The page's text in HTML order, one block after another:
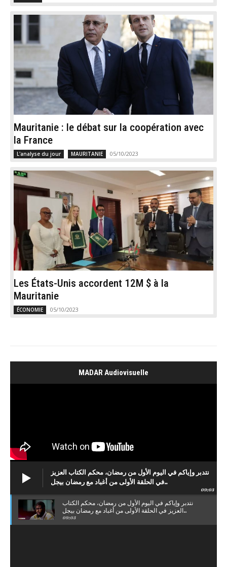
Mauritanie : le débat sur la coopération avec
la France
L'analyse du jour MAURITANIE 05/10/2023
Les États-Unis accordent 12M $ à la
Mauritanie
ÉCONOMIE 05/10/2023
MADAR Audiovisuelle
نتدبر وإياكم في اليوم الأول من رمضان، محكم الكتاب العزيز
في الحلقة الأولى من أغباد مع رمضان بيجل..
09:03
نتدبر وإياكم في اليوم الأول من رمضان، محكم الكتاب
العزيز في الحلقة الأولى من أغباد مع رمضان بيجل..
09:03